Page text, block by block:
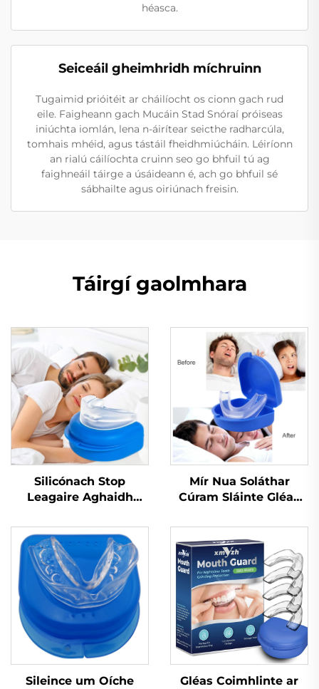
héasca.
Seiceáil gheimhridh míchruinn
Tugaimid prióitéit ar cháilíocht os cionn gach rud
eile. Faigheann gach Mucáin Stad Snóraí próiseas
iniúchta iomlán, lena n-áirítear seicthe radharcúla,
tomhais mhéid, agus tástáil fheidhmiúcháin. Léiríonn
an rialú cáilíochta cruinn seo go bhfuil tú ag
faighneáil táirge a úsáideann é, ach go bhfuil sé
sábhailte agus oiriúnach freisin.
Táirgí gaolmhara
Silicónach Stop
Leagaire Aghaidh
Apnea Cobhrú do
Bhruxism Cabhair
Chodlata Cobhrú do
Shláinte Phearsanta
Codladh Leagaire
Mír Nua Soláthar
Cúram Sláinte Gléas
Feabhsú Cáilíochta
Codail Ábhar
Silicónach EVA Cobhrú
in aghaidh Leagar
Sileince um Oíche Gléas Coimhlinte ar